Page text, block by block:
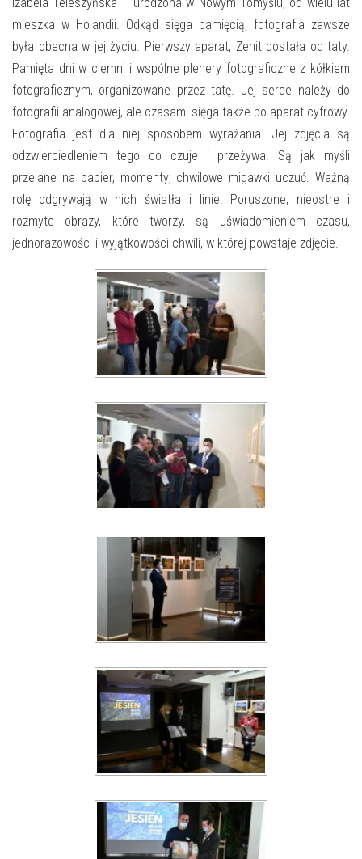
mieszka w Holandii. Odkąd sięga pamięcią, fotografia zawsze
była obecna w jej życiu. Pierwszy aparat, Zenit dostała od taty.
Pamięta dni w ciemni i wspólne plenery fotograficzne z kółkiem
fotograficznym, organizowane przez tatę. Jej serce należy do
fotografii analogowej, ale czasami sięga także po aparat cyfrowy.
Fotografia jest dla niej sposobem wyrażania. Jej zdjęcia są
odzwierciedleniem tego co czuje i przeżywa. Są jak myśli
przelane na papier, momenty; chwilowe migawki uczuć. Ważną
rolę odgrywają w nich światła i linie. Poruszone, nieostre i
rozmyte obrazy, które tworzy, są uświadomieniem czasu,
jednorazowości i wyjątkowości chwili, w której powstaje zdjęcie.